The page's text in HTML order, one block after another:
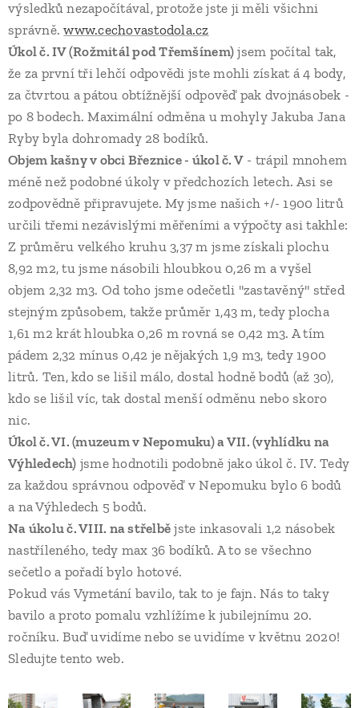
výsledků nezapočítával, protože jste ji měli všichni
správně.www.cechovastodola.cz
Úkol č. IV (Rožmitál pod Třemšínem) jsem počítal tak,
že za první tři lehčí odpovědi jste mohli získat á 4 body,
za čtvrtou a pátou obtížnější odpověď pak dvojnásobek -
po 8 bodech. Maximální odměna u mohyly Jakuba Jana
Ryby byla dohromady 28 bodíků.
Objem kašny v obci Březnice - úkol č. V - trápil mnohem
méně než podobné úkoly v předchozích letech. Asi se
zodpovědně připravujete. My jsme našich +/- 1900 litrů
určili třemi nezávislými měřeními a výpočty asi takhle:
Z průměru velkého kruhu 3,37 m jsme získali plochu
8,92 m2, tu jsme násobili hloubkou 0,26 m a vyšel
objem 2,32 m3. Od toho jsme odečetli "zastavěný" střed
stejným způsobem, takže průměr 1,43 m, tedy plocha
1,61 m2 krát hloubka 0,26 m rovná se 0,42 m3. A tím
pádem 2,32 mínus 0,42 je nějakých 1,9 m3, tedy 1900
litrů. Ten, kdo se lišil málo, dostal hodně bodů (až 30),
kdo se lišil víc, tak dostal menší odměnu nebo skoro
nic.
Úkol č. VI. (muzeum v Nepomuku) a VII. (vyhlídku na
Výhledech) jsme hodnotili podobně jako úkol č. IV. Tedy
za každou správnou odpověď v Nepomuku bylo 6 bodů
a na Výhledech 5 bodů.
Na úkolu č. VIII. na střelbě jste inkasovali 1,2 násobek
nastříleného, tedy max 36 bodíků. A to se všechno
sečetlo a pořadí bylo hotové.
Pokud vás Vymetání bavilo, tak to je fajn. Nás to taky
bavilo a proto pomalu vzhlížíme k jubilejnímu 20.
ročníku. Buď uvidíme nebo se uvidíme v květnu 2020!
Sledujte tento web.